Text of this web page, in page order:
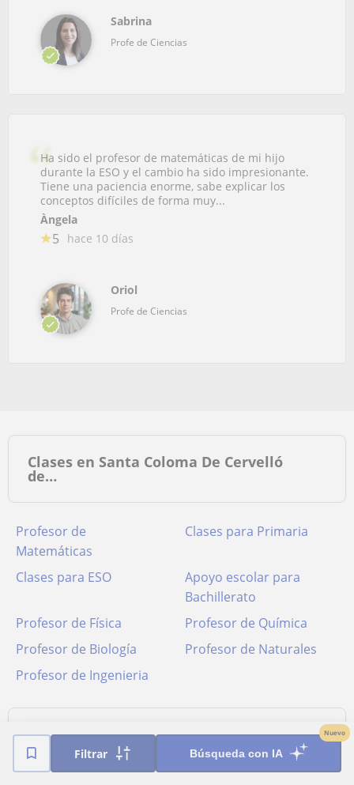
Filtrar Búsqueda con IA
Nuevo
Sabrina
Profe de Ciencias
Ha sido el profesor de matemáticas de mi hijo
durante la ESO y el cambio ha sido impresionante.
Tiene una paciencia enorme, sabe explicar los
conceptos difíciles de forma muy...
Àngela
5 hace 10 días
Oriol
Profe de Ciencias
Clases en Santa Coloma De Cervelló
de…
Profesor de
Matemáticas
Clases para Primaria
Clases para ESO
Apoyo escolar para
Bachillerato
Profesor de Física
Profesor de Química
Profesor de Biología
Profesor de Naturales
Profesor de Ingenieria
Tipos de clases impartidas en Santa
Coloma De Cervelló